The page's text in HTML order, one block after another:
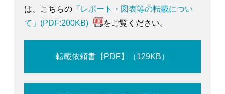
は、こちらの 「レポート・図表等の転載につい
て」(PDF:200KB)
をご覧ください。
転載依頼書【PDF】（129KB）